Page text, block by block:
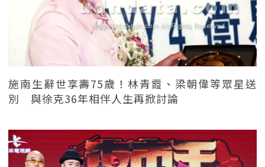
施南生辭世享壽75歲！林青霞、梁朝偉等眾星送
別 與徐克36年相伴人生再掀討論